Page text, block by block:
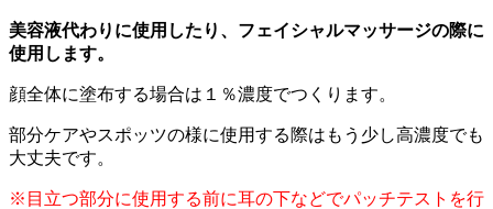
美容液代わりに使用したり、フェイシャルマッサージの際に
使用します。
顔全体に塗布する場合は１％濃度でつくります。
部分ケアやスポッツの様に使用する際はもう少し高濃度でも
大丈夫です。
※目立つ部分に使用する前に耳の下などでパッチテストを行